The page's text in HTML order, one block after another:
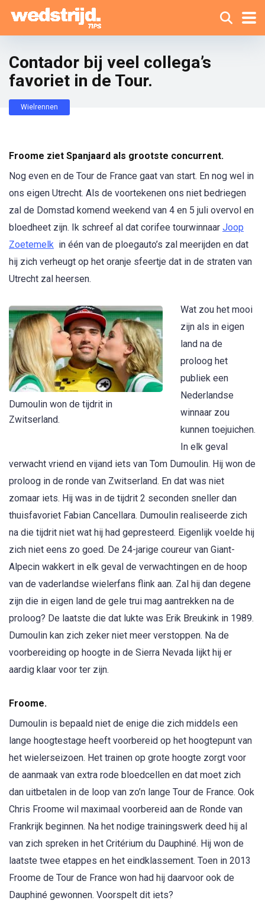
Contador bij veel collega’s
favoriet in de Tour.
Wielrennen
Froome ziet Spanjaard als grootste concurrent.
Nog even en de Tour de France gaat van start. En nog wel in
ons eigen Utrecht. Als de voortekenen ons niet bedriegen
zal de Domstad komend weekend van 4 en 5 juli overvol en
bloedheet zijn. Ik schreef al dat corifee tourwinnaar Joop
Zoetemelk in één van de ploegauto’s zal meerijden en dat
hij zich verheugt op het oranje sfeertje dat in de straten van
Utrecht zal heersen.
Dumoulin won de tijdrit in
Zwitserland.
Wat zou het mooi
zijn als in eigen
land na de
proloog het
publiek een
Nederlandse
winnaar zou
kunnen toejuichen.
In elk geval
verwacht vriend en vijand iets van Tom Dumoulin. Hij won de
proloog in de ronde van Zwitserland. En dat was niet
zomaar iets. Hij was in de tijdrit 2 seconden sneller dan
thuisfavoriet Fabian Cancellara. Dumoulin realiseerde zich
na die tijdrit niet wat hij had gepresteerd. Eigenlijk voelde hij
zich niet eens zo goed. De 24-jarige coureur van Giant-
Alpecin wakkert in elk geval de verwachtingen en de hoop
van de vaderlandse wielerfans flink aan. Zal hij dan degene
zijn die in eigen land de gele trui mag aantrekken na de
proloog? De laatste die dat lukte was Erik Breukink in 1989.
Dumoulin kan zich zeker niet meer verstoppen. Na de
voorbereiding op hoogte in de Sierra Nevada lijkt hij er
aardig klaar voor ter zijn.
Froome.
Dumoulin is bepaald niet de enige die zich middels een
lange hoogtestage heeft voorbereid op het hoogtepunt van
het wielerseizoen. Het trainen op grote hoogte zorgt voor
de aanmaak van extra rode bloedcellen en dat moet zich
dan uitbetalen in de loop van zo’n lange Tour de France. Ook
Chris Froome wil maximaal voorbereid aan de Ronde van
Frankrijk beginnen. Na het nodige trainingswerk deed hij al
van zich spreken in het Critérium du Dauphiné. Hij won de
laatste twee etappes en het eindklassement. Toen in 2013
Froome de Tour de France won had hij daarvoor ook de
Dauphiné gewonnen. Voorspelt dit iets?